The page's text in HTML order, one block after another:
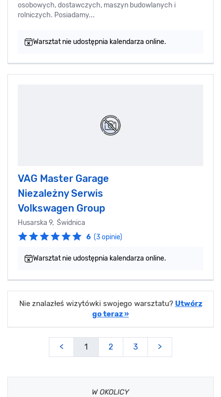
osobowych, dostawczych, maszyn budowlanych i
rolniczych. Posiadamy...
Warsztat nie udostępnia kalendarza online.
VAG Master Garage
Niezależny Serwis
Volkswagen Group
Husarska 9, Świdnica
6 (3 opinie)
Warsztat nie udostępnia kalendarza online.
Nie znalazłeś wizytówki swojego warsztatu? Utwórz
go teraz »
< 1 2 3 >
W OKOLICY